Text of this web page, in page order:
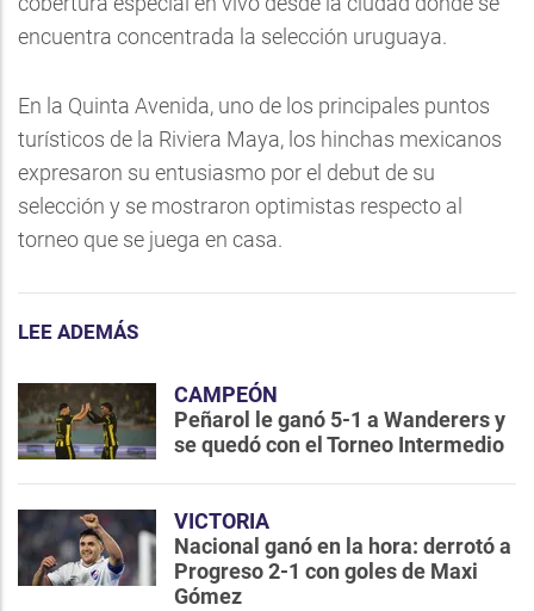
encuentra concentrada la selección uruguaya.
En la Quinta Avenida, uno de los principales puntos
turísticos de la Riviera Maya, los hinchas mexicanos
expresaron su entusiasmo por el debut de su
selección y se mostraron optimistas respecto al
torneo que se juega en casa.
LEE ADEMÁS
CAMPEÓN
Peñarol le ganó 5-1 a Wanderers y
se quedó con el Torneo Intermedio
VICTORIA
Nacional ganó en la hora: derrotó a
Progreso 2-1 con goles de Maxi
Gómez